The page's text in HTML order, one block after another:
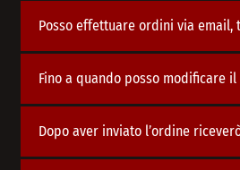
Posso effettuare ordini via email,
Fino a quando posso modificare
Dopo aver inviato l’ordine